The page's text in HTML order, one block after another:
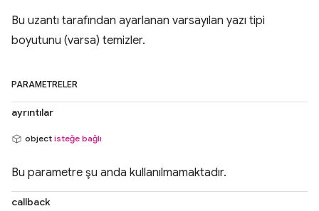
Bu uzantı tarafından ayarlanan varsayılan yazı tipi
boyutunu (varsa) temizler.
PARAMETRELER
ayrıntılar
object isteğe bağlı
Bu parametre şu anda kullanılmamaktadır.
callback